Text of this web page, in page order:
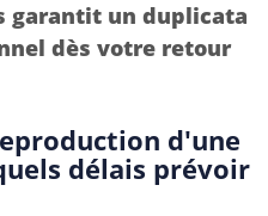
garantit un duplicata
dès votre retour
d'une
délais prévoir